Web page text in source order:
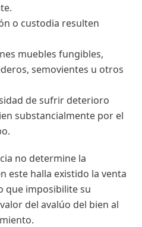
o custodia resulten
muebles fungibles,
semovientes u otros
de sufrir deterioro
substancialmente por el
no determine la
este halla existido la venta
que imposibilite su
del avalúo del bien al